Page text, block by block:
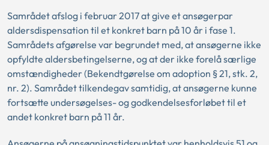
Samrådet afslog i februar 2017 at give et ansøgerpar
aldersdispensation til et konkret barn på 10 år i fase 1.
Samrådets afgørelse var begrundet med, at ansøgerne ikke
opfyldte aldersbetingelserne, og at der ikke forelå særlige
omstændigheder (Bekendtgørelse om adoption § 21, stk. 2,
nr. 2). Samrådet tilkendegav samtidig, at ansøgerne kunne
fortsætte undersøgelses- og godkendelsesforløbet til et
andet konkret barn på 11 år.